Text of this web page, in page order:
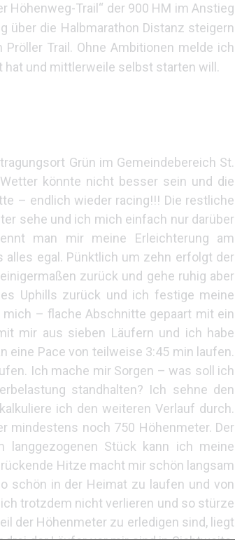
Höhenweg-Trail“ der 900 HM im Anstieg
über die Halbmarathon Distanz steigern
Trail. Ohne Ambitionen melde ich
hat und mittlerweile selbst starten will.
Grün im Gemeindebereich St.
könnte nicht besser sein und die
– endlich wieder racing!!! Die restliche
sehe und ich mich einfach nur darüber
man mir meine Erleichterung am
egal. Pünktlich um zehn erfolgt der
zurück und gehe ruhig aber
Uphills zurück und ich festige meine
– flache Abschnitte gepaart mit ein
mir aus sieben Läufern und ich habe
eine Pace von teilweise 3:45 min laufen.
Ich mache mir Sorgen – was soll ich
standhalten? Ich sehne den
ich den weiteren Verlauf durch.
mindestens noch 750 Höhenmeter. Der
Stück kann ich meine
Hitze macht mir schön langsam
schön in der Heimat zu laufen und von
trotzdem nicht verlieren und so stürze
der Höhenmeter zu erledigen sind, liegt